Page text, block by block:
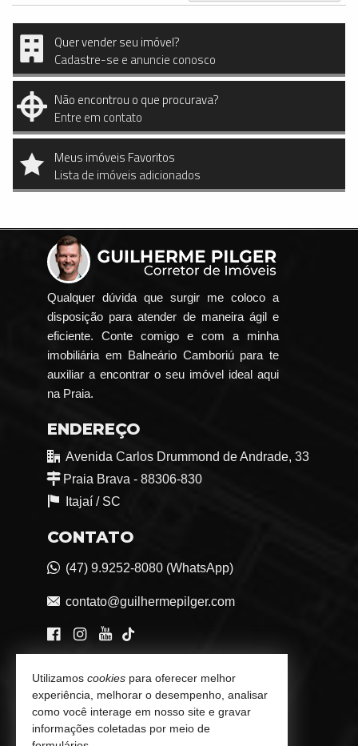
Quer vender seu imóvel?
Cadastre-se e anuncie conosco
Não encontrou o que procurava?
Entre em contato
Meus imóveis Favoritos
Lista de imóveis adicionados
Qualquer dúvida que surgir me coloco a
disposição para atender de maneira ágil e
eficiente. Conte comigo e com a minha
imobiliária em Balneário Camboriú para te
auxiliar a encontrar o seu imóvel ideal aqui
na Praia.
ENDEREÇO
Avenida Carlos Drummond de Andrade, 33
Praia Brava - 88306-830
Itajaí / SC
CONTATO
(47) 9.9252-8080 (WhatsApp)
contato@guilhermepilger.com
VEJA MAIS
Consultoria Imobiliária Personalizada
trabalhe conosco
Utilizamos cookies para oferecer melhor
experiência, melhorar o desempenho, analisar
como você interage em nosso site e gravar
informações coletadas por meio de